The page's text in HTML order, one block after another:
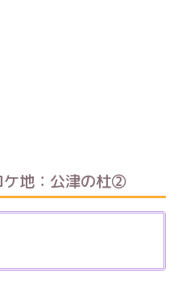
ケ地：公津の杜②